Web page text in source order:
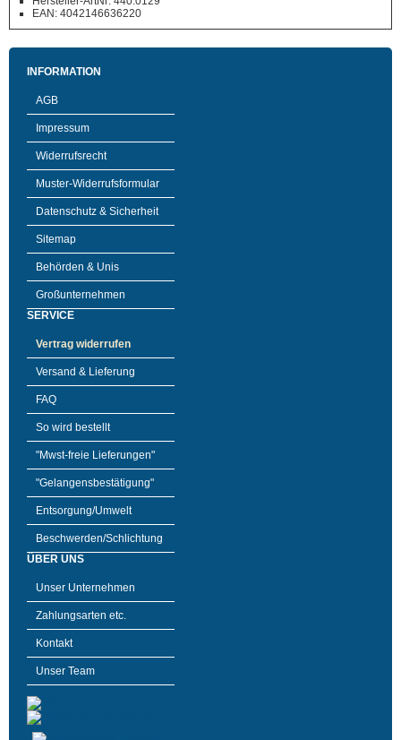
EAN: 4042146636220
INFORMATION
AGB
Impressum
Widerrufsrecht
Muster-Widerrufsformular
Datenschutz & Sicherheit
Sitemap
Behörden & Unis
Großunternehmen
SERVICE
Vertrag widerrufen
Versand & Lieferung
FAQ
So wird bestellt
"Mwst-freie Lieferungen"
"Gelangensbestätigung"
Entsorgung/Umwelt
Beschwerden/Schlichtung
ÜBER UNS
Unser Unternehmen
Zahlungsarten etc.
Kontakt
Unser Team